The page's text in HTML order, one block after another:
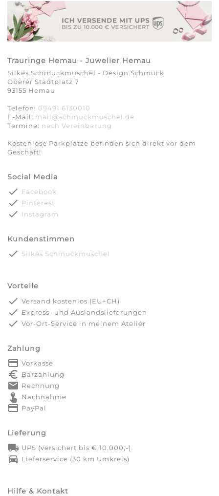
Trauringe Hemau - Juwelier Hemau
Silkes Schmuckmuschel - Design Schmuck
Oberer Stadtplatz 7
93155 Hemau
Telefon: 09491 6130010
E-Mail: mail@schmuckmuschel.de
Termine: nach Vereinbarung​​​​​​​
Kostenlose Parkplätze befinden sich direkt vor dem
Geschäft!
Social Media
done Facebook
done Pinterest
done Instagram
Kundenstimmen
done Silkes Schmuckmuschel
Vorteile
done Versand kostenlos (EU+CH)
done Express- und Auslandslieferungen
done Vor-Ort-Service in meinem Atelier
Zahlung
payment Vorkasse
euro_symbol Barzahlung
markunread Rechnung
touch_app Nachnahme
credit_card PayPal
Lieferung
local_shipping UPS (versichert bis € 10.000,-)
directions_car Lieferservice (30 km Umkreis)
Hilfe & Kontakt